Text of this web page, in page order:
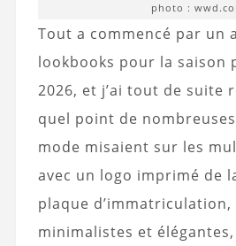
photo :
Tout a commencé par un
lookbooks pour la saison
2026, et j’ai tout de suite
quel point de
mode misaient sur les
avec un logo imprimé de
plaque d’immatriculation,
minimalistes et élégantes,